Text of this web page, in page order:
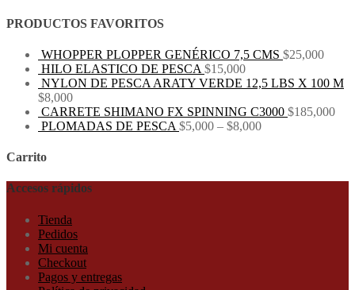
PRODUCTOS FAVORITOS
WHOPPER PLOPPER GENÉRICO 7,5 CMS $25,000
HILO ELASTICO DE PESCA $15,000
NYLON DE PESCA ARATY VERDE 12,5 LBS X 100 M
$8,000
CARRETE SHIMANO FX SPINNING C3000 $185,000
PLOMADAS DE PESCA $5,000 – $8,000
Carrito
Accesos rápidos
Tienda
Pedidos
Mi cuenta
Checkout
Pagos y entregas